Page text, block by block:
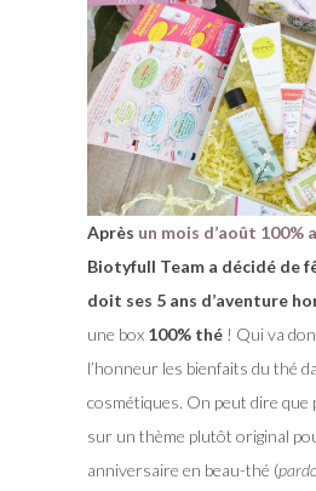
Après un mois d’août 100%
Biotyfull Team a décidé de
doit ses 5 ans d’aventure
une box 100% thé! Qui va
l’honneur les bienfaits du thé
cosmétiques. On peut dire que
sur un thème plutôt original
anniversaire en beau-thé (